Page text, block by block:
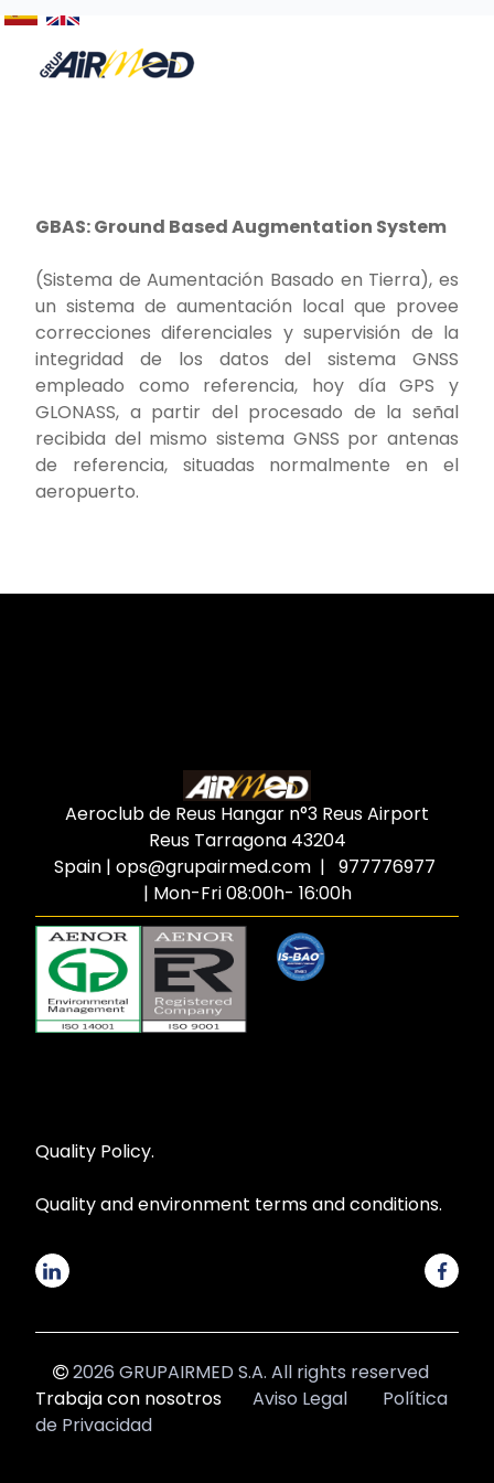
GBAS: Ground Based Augmentation System
(Sistema de Aumentación Basado en Tierra), es
un sistema de aumentación local que provee
correcciones diferenciales y supervisión de la
integridad de los datos del sistema GNSS
empleado como referencia, hoy día GPS y
GLONASS, a partir del procesado de la señal
recibida del mismo sistema GNSS por antenas
de referencia, situadas normalmente en el
aeropuerto.
Aeroclub de Reus Hangar n°3 Reus Airport
Reus Tarragona 43204
Spain | ops@grupairmed.com | 977776977
| Mon-Fri 08:00h- 16:00h
Quality Policy.
Quality and environment terms and conditions.
2026 GRUPAIRMED S.A. All rights reserved
Trabaja con nosotros
Aviso Legal
Política
de Privacidad